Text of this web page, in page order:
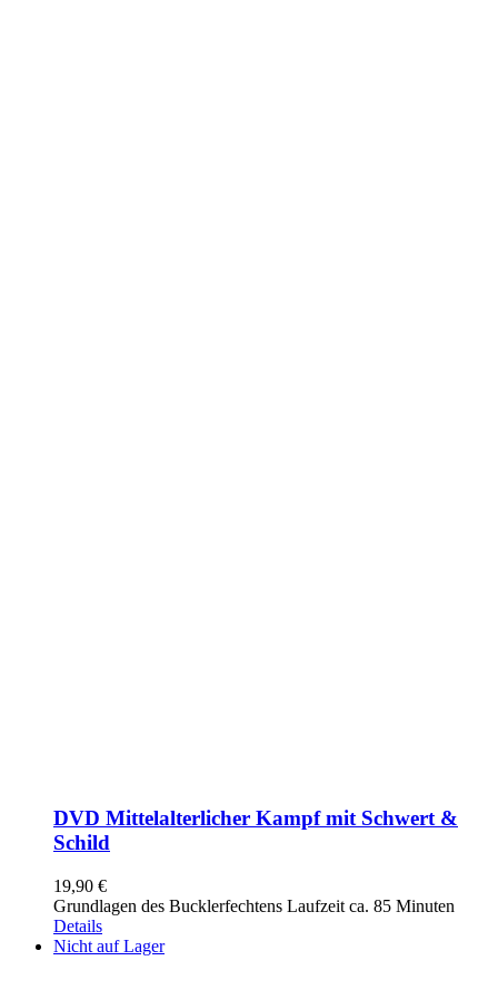
DVD Mittelalterlicher Kampf mit Schwert &
Schild
19,90 €
Grundlagen des Bucklerfechtens Laufzeit ca. 85 Minuten
Details
Nicht auf Lager